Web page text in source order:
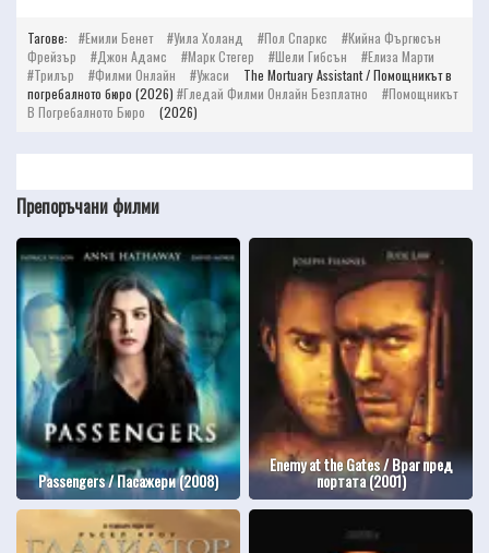
Тагове: Емили Бенет Уила Холанд Пол Спаркс
Кийна Фъргюсън
Фрейзър
Джон Адамс Марк Стегер Шели Гибсън
Елиза Марти
Трилър
Филми Онлайн Ужаси
The Mortuary Assistant / Помощникът в
погребалното бюро (2026) Гледай Филми Онлайн Безплатно
Помощникът
В Погребалното Бюро
(2026)
Препоръчани филми
Passengers / Пасажери (2008)
Enemy at the Gates / Враг пред
портата (2001)